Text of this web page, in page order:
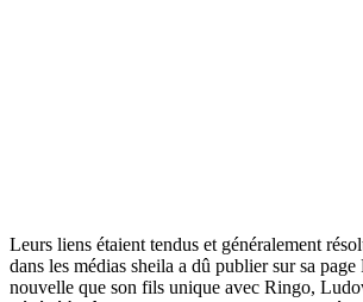
Leurs liens étaient tendus et généralement
dans les médias sheila a dû publier sur sa
nouvelle que son fils unique avec Ringo,